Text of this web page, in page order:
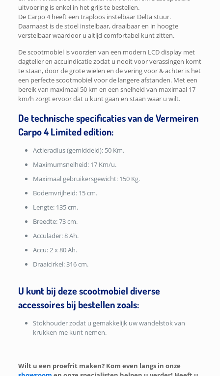
uitvoering is enkel in het grijs te bestellen.
De Carpo 4 heeft een traploos instelbaar Delta stuur.
Daarnaast is de stoel instelbaar, draaibaar en in hoogte
verstelbaar waardoor u altijd comfortabel kunt zitten.
De scootmobiel is voorzien van een modern LCD display met
dagteller en accuindicatie zodat u nooit voor verassingen komt
te staan, door de grote wielen en de vering voor & achter is het
een perfecte scootmobiel voor de langere afstanden. Met een
bereik van maximaal 50 km en een snelheid van maximaal 17
km/h zorgt ervoor dat u kunt gaan en staan waar u wilt.
De technische specificaties van de Vermeiren
Carpo 4 Limited edition:
Actieradius (gemiddeld): 50 Km.
Maximumsnelheid: 17 Km/u.
Maximaal gebruikersgewicht: 150 Kg.
Bodemvrijheid: 15 cm.
Lengte: 135 cm.
Breedte: 73 cm.
Acculader: 8 Ah.
Accu: 2 x 80 Ah.
Draaicirkel: 316 cm.
U kunt bij deze scootmobiel diverse
accessoires bij bestellen zoals:
Stokhouder zodat u gemakkelijk uw wandelstok van
krukken me kunt nemen.
Wilt u een proefrit maken? Kom even langs in onze